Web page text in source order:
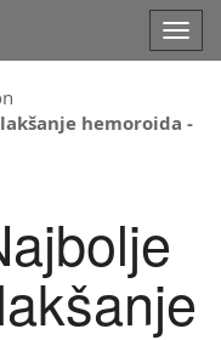
hemoroida -